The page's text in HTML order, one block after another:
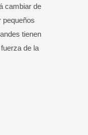
cambiar de
pequeños
tienen
de la